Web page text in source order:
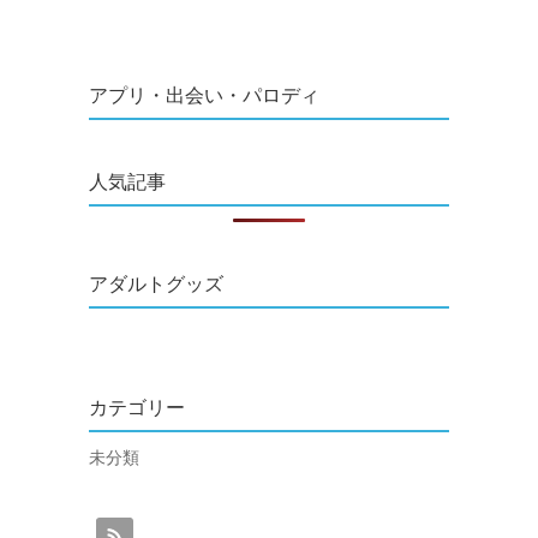
アプリ・出会い・パロディ
人気記事
アダルトグッズ
カテゴリー
未分類